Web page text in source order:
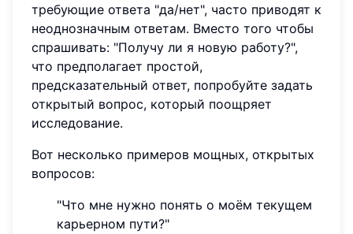
требующие ответа "да/нет", часто приводят к
неоднозначным ответам. Вместо того чтобы
спрашивать: "Получу ли я новую работу?",
что предполагает простой,
предсказательный ответ, попробуйте задать
открытый вопрос, который поощряет
исследование.
Вот несколько примеров мощных, открытых
вопросов:
"Что мне нужно понять о моём текущем
карьерном пути?"